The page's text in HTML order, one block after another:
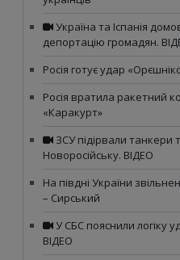
Україна та Іспанія
депортацію громадян.
Росія готує удар
Росія вратила ракетний
«Каракурт»
ЗСУ підірвали танкери
Новоросійську. ВІДЕО
На півдні України
– Сирський
У СБС пояснили логіку
ВІДЕО